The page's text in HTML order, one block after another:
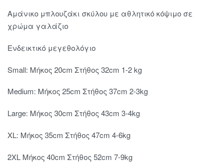
Αμάνικο μπλουζάκι σκύλου με αθλητικό κόψιμο σε
χρώμα γαλάζιο
Ενδεικτικό μεγεθολόγιο
Small: Μήκος 20cm Στήθος 32cm 1-2 kg
Medium: Μήκος 25cm Στήθος 37cm 2-3kg
Large: Μήκος 30cm Στήθος 43cm 3-4kg
XL: Μήκος 35cm Στήθος 47cm 4-6kg
2XL Μήκος 40cm Στήθος 52cm 7-9kg